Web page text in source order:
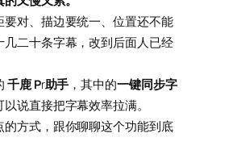
要对、描边要统一、位置还不能
几二十条字幕，改到后面人已经
千鹿 Pr助手 ，其中的一键同步字
以说直接把字幕效率拉满。
的方式，跟你聊聊这个功能到底